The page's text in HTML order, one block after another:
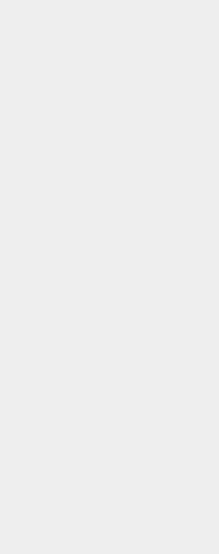
para garantizar
navegas o
el rendimiento
los visitantes